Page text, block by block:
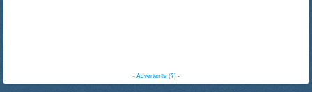
-Advertentie (?)-